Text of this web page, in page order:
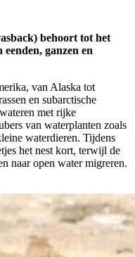
behoort tot het
ganzen en
van Alaska tot
en subarctische
met rijke
van waterplanten zoals
waterdieren. Tijdens
het nest kort, terwijl de
naar open water migreren.